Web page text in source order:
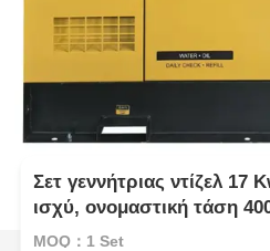
Σετ γεννήτριας ντίζελ 17
ισχύ, ονομαστική τάση
θορύβου 75 dB(A)
MOQ：1 Set